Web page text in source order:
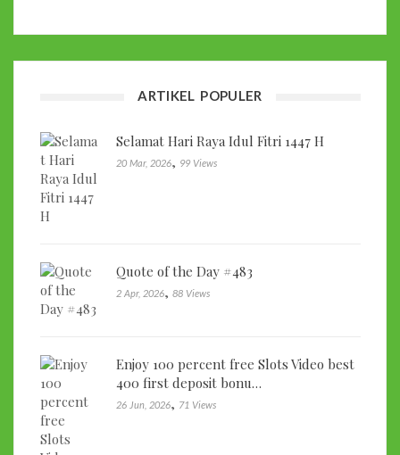
ARTIKEL POPULER
Selamat Hari Raya Idul Fitri 1447 H
20 Mar, 2026, 99 Views
Quote of the Day #483
2 Apr, 2026, 88 Views
Enjoy 100 percent free Slots Video best
400 first deposit bonu…
26 Jun, 2026, 71 Views